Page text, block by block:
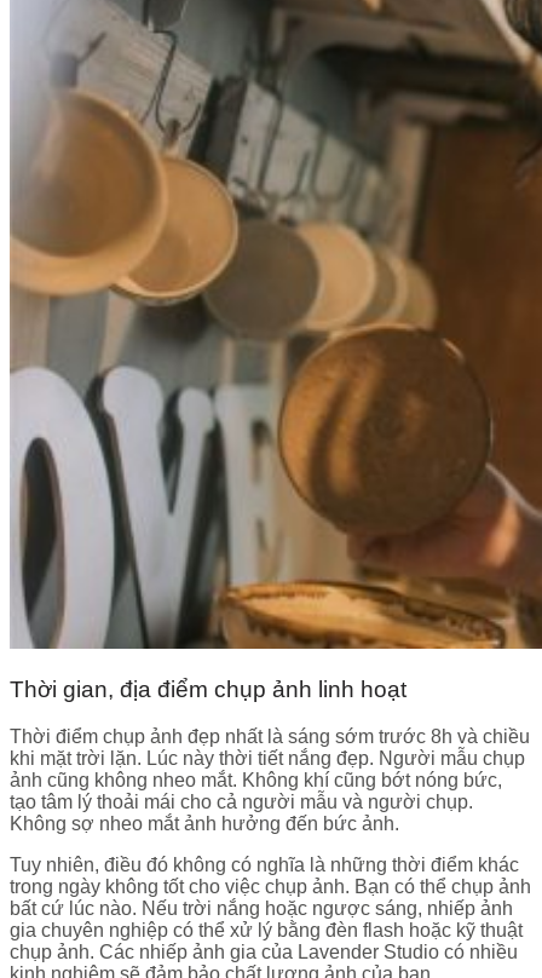
Thời gian, địa điểm chụp ảnh linh hoạt
Thời điểm chụp ảnh đẹp nhất là sáng sớm trước 8h và chiều
khi mặt trời lặn. Lúc này thời tiết nắng đẹp. Người mẫu chụp
ảnh cũng không nheo mắt. Không khí cũng bớt nóng bức,
tạo tâm lý thoải mái cho cả người mẫu và người chụp.
Không sợ nheo mắt ảnh hưởng đến bức ảnh.
Tuy nhiên, điều đó không có nghĩa là những thời điểm khác
trong ngày không tốt cho việc chụp ảnh. Bạn có thể chụp ảnh
bất cứ lúc nào. Nếu trời nắng hoặc ngược sáng, nhiếp ảnh
gia chuyên nghiệp có thể xử lý bằng đèn flash hoặc kỹ thuật
chụp ảnh. Các nhiếp ảnh gia của Lavender Studio có nhiều
kinh nghiệm sẽ đảm bảo chất lượng ảnh của bạn.